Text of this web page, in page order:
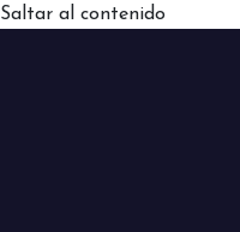
Saltar al contenido